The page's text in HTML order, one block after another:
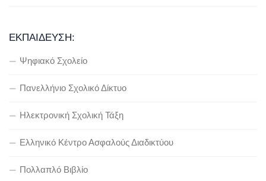
ΕΚΠΑΊΔΕΥΣΗ:
Ψηφιακό Σχολείο
Πανελλήνιο Σχολικό Δίκτυο
Ηλεκτρονική Σχολική Τάξη
Ελληνικό Κέντρο Ασφαλούς Διαδικτύου
Πολλαπλό Βιβλίο